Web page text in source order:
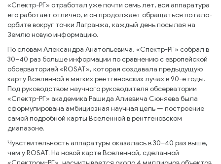
«Спектр-РГ» отработал уже почти семь лет, вся аппаратура
его работает отлично, и он продолжает обращаться по гало-
орбите вокруг точки Лагранжа, каждый день посылая на
Землю новую информацию.
По словам Александра Анатольевича, «Спектр-РГ» собрал в
30–40 раз больше информации по сравнению с европейской
обсерваторией «ROSAT», которая создавала предыдущую
карту Вселенной в мягких рентгеновских лучах в 90-е годы.
Под руководством научного руководителя обсерватории
«Спектр-РГ» академика Рашида Алиевича Сюняева была
сформулирована амбициозная научная цель — построение
самой подробной карты Вселенной в рентгеновском
диапазоне.
Чувствительность аппаратуры оказалась в 30–40 раз выше,
чем у ROSAT. На новой карте Вселенной, сделанной